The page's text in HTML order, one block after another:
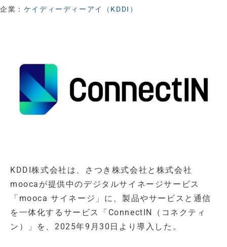
企業： ケイディーディーアイ（KDDI）
KDDI株式会社は、さつき株式会社と株式会社
moocaが提供中のデジタルサイネージサービス
「mooca サイネージ」に、製品やサービスと通信
を一体化するサービス「ConnectIN（コネクティ
ン）」を、2025年9月30日より導入した。